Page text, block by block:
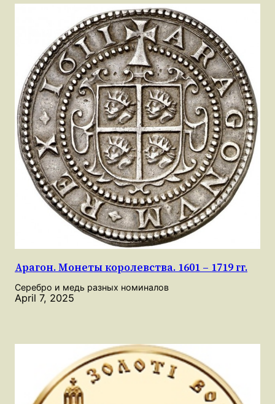
Арагон. Монеты королевства. 1601 – 1719 гг.
Серебро и медь разных номиналов
April 7, 2025